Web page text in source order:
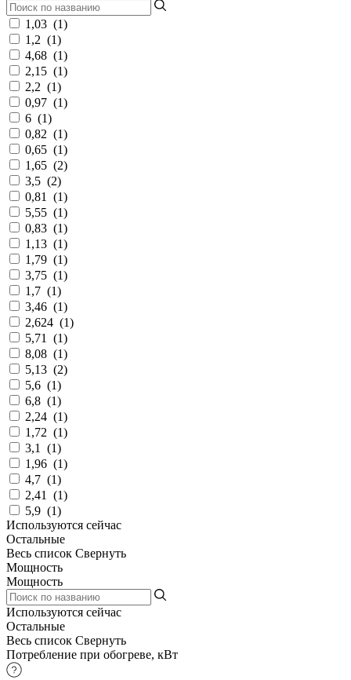
1,03 (1)
1,2 (1)
4,68 (1)
2,15 (1)
2,2 (1)
0,97 (1)
6 (1)
0,82 (1)
0,65 (1)
1,65 (2)
3,5 (2)
0,81
(1)
5,55 (1)
0,83 (1)
1,13 (1)
1,79 (1)
3,75 (1)
1,7 (1)
3,46 (1)
2,624 (1)
5,71
(1)
8,08 (1)
5,13 (2)
5,6 (1)
6,8 (1)
2,24 (1)
1,72 (1)
3,1
(1)
1,96 (1)
4,7 (1)
2,41
(1)
5,9 (1)
Используются сейчас
Остальные
Весь список Свернуть
Мощность
Мощность
Используются сейчас
Остальные
Весь список Свернуть
Потребление при обогреве, кВт